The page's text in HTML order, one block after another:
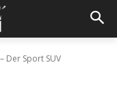
Der Sport SUV